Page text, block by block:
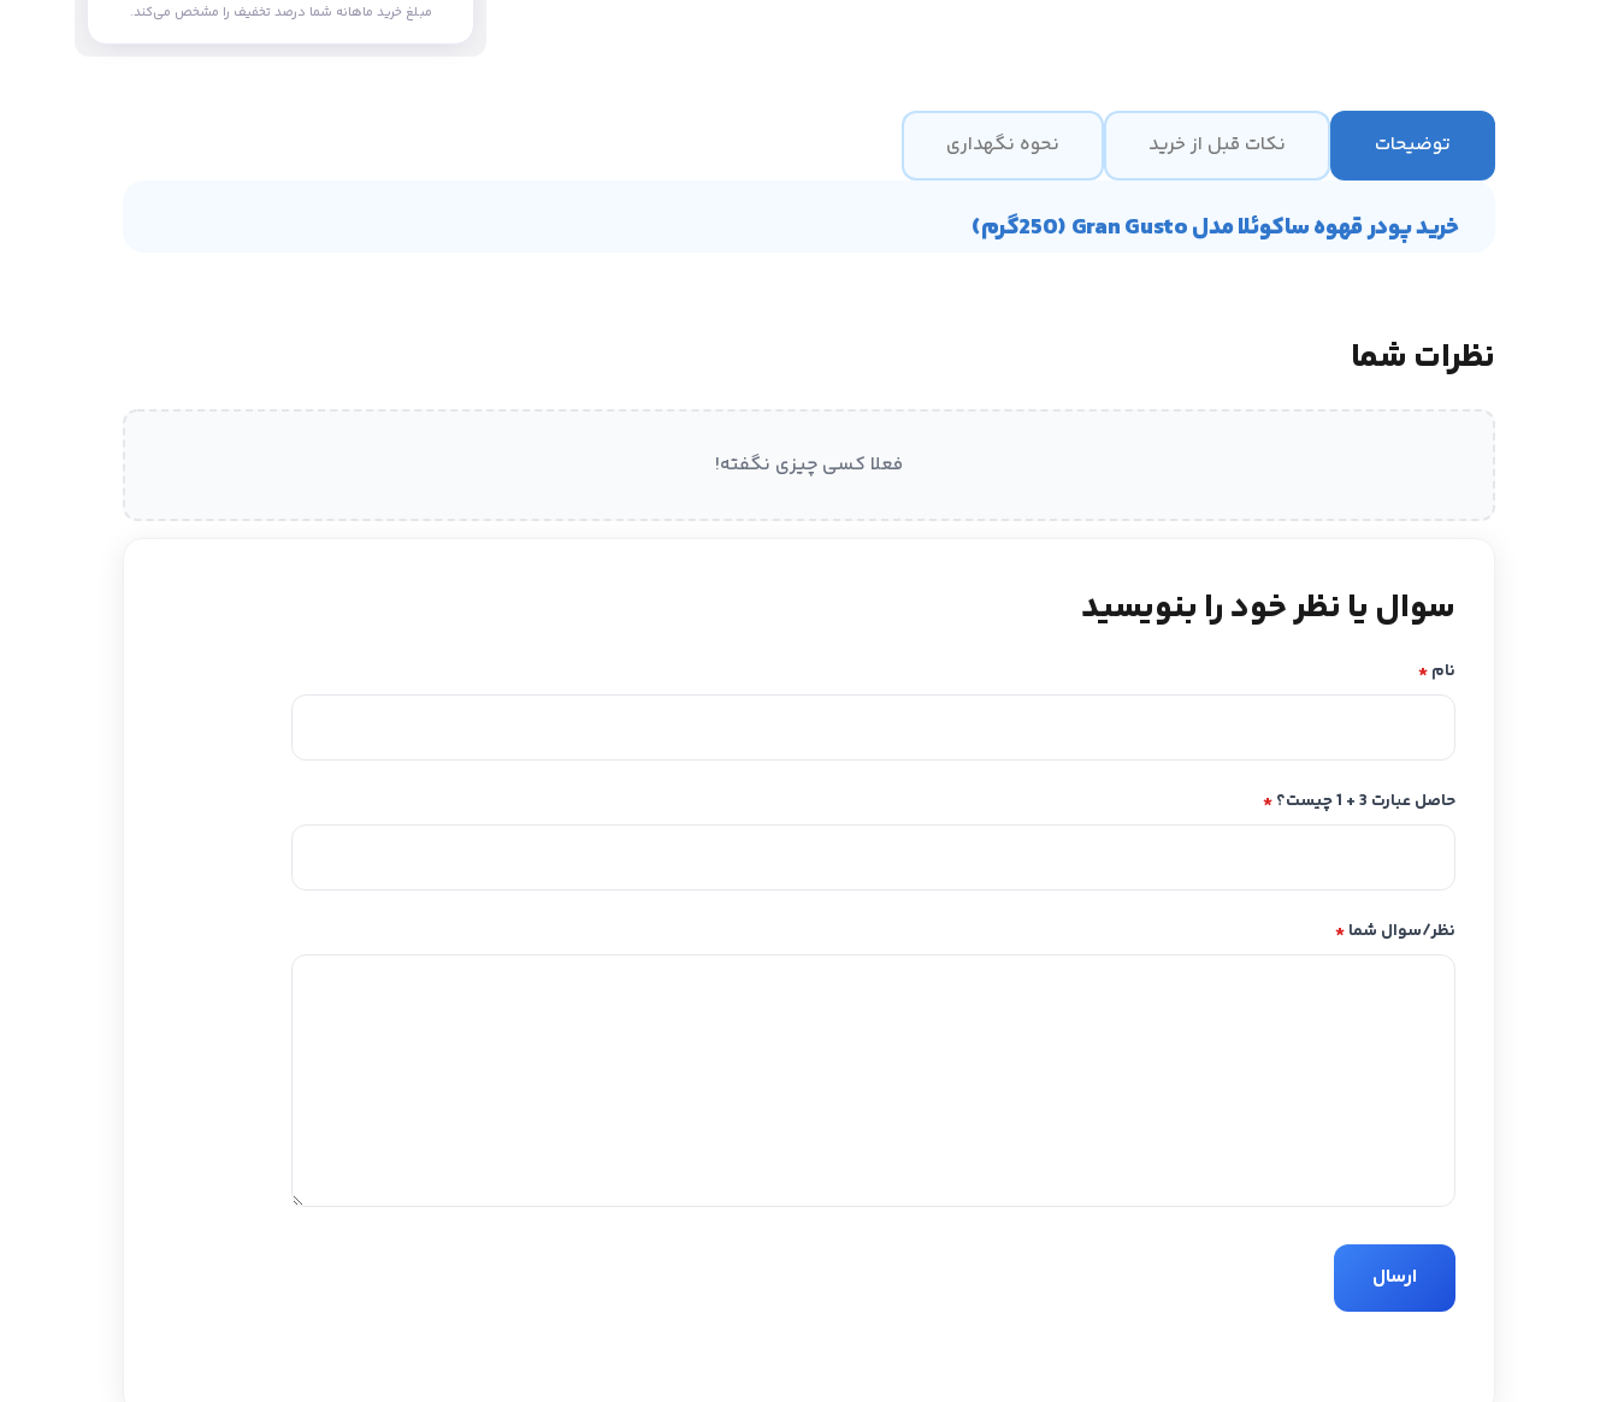
مبلغ خرید ماهانه شما درصد تخفیف را مشخص می‌کند.
توضیحات نکات قبل از خرید نحوه نگهداری
خرید پودر قهوه ساکوئلا مدل Gran Gusto (250گرم)
نظرات شما
فعلا کسی چیزی نگفته!
سوال یا نظر خود را بنویسید
نام*
حاصل عبارت 3 + 1 چیست؟ *
نظر/سوال شما*